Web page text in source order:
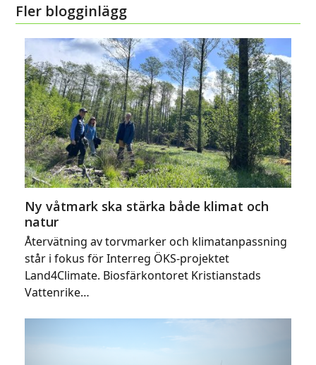
Fler blogginlägg
Ny våtmark ska stärka både klimat och
natur
Återvätning av torvmarker och klimatanpassning
står i fokus för Interreg ÖKS-projektet
Land4Climate. Biosfärkontoret Kristianstads
Vattenrike…